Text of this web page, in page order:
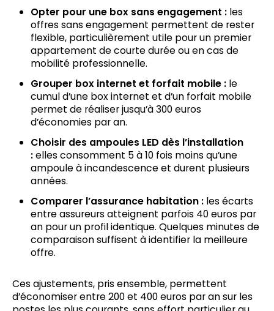
Opter pour une box sans engagement : les
offres sans engagement permettent de rester
flexible, particulièrement utile pour un premier
appartement de courte durée ou en cas de
mobilité professionnelle.
Grouper box internet et forfait mobile : le
cumul d’une box internet et d’un forfait mobile
permet de réaliser jusqu’à 300 euros
d’économies par an.
Choisir des ampoules LED dès l’installation
:elles consomment 5 à 10 fois moins qu’une
ampoule à incandescence et durent plusieurs
années.
Comparer l’assurance habitation : les écarts
entre assureurs atteignent parfois 40 euros par
an pour un profil identique. Quelques minutes de
comparaison suffisent à identifier la meilleure
offre.
Ces ajustements, pris ensemble, permettent
d’économiser entre 200 et 400 euros par an sur les